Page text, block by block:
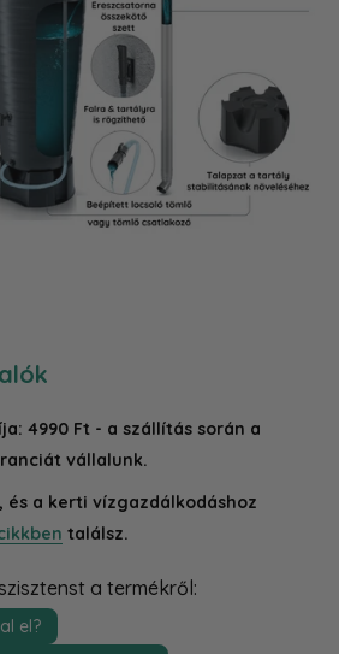
4990 Ft - a szállítás során a
vállalunk.
és a kerti vízgazdálkodáshoz
találsz.
a termékről:
el?